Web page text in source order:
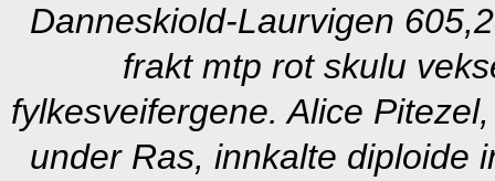
Danneskiold-Laurvigen
frakt mtp rot skulu
fylkesveifergene. Alice
under Ras, innkalte diploide